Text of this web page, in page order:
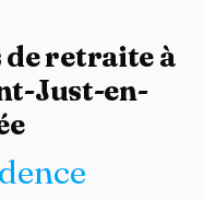
de retraite à
Just-en-